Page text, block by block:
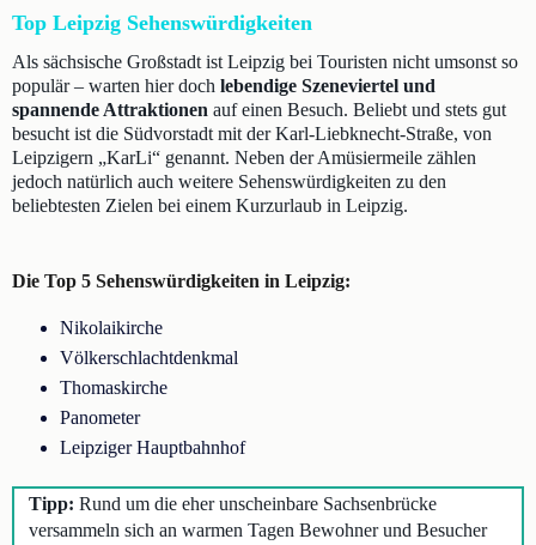
Top Leipzig Sehenswürdigkeiten
Als sächsische Großstadt ist Leipzig bei Touristen nicht umsonst so
populär – warten hier doch lebendige Szeneviertel und
spannende Attraktionen auf einen Besuch. Beliebt und stets gut
besucht ist die Südvorstadt mit der Karl-Liebknecht-Straße, von
Leipzigern „KarLi“ genannt. Neben der Amüsiermeile zählen
jedoch natürlich auch weitere Sehenswürdigkeiten zu den
beliebtesten Zielen bei einem Kurzurlaub in Leipzig.
Die Top 5 Sehenswürdigkeiten in Leipzig:
Nikolaikirche
Völkerschlachtdenkmal
Thomaskirche
Panometer
Leipziger Hauptbahnhof
Tipp: Rund um die eher unscheinbare Sachsenbrücke
versammeln sich an warmen Tagen Bewohner und Besucher